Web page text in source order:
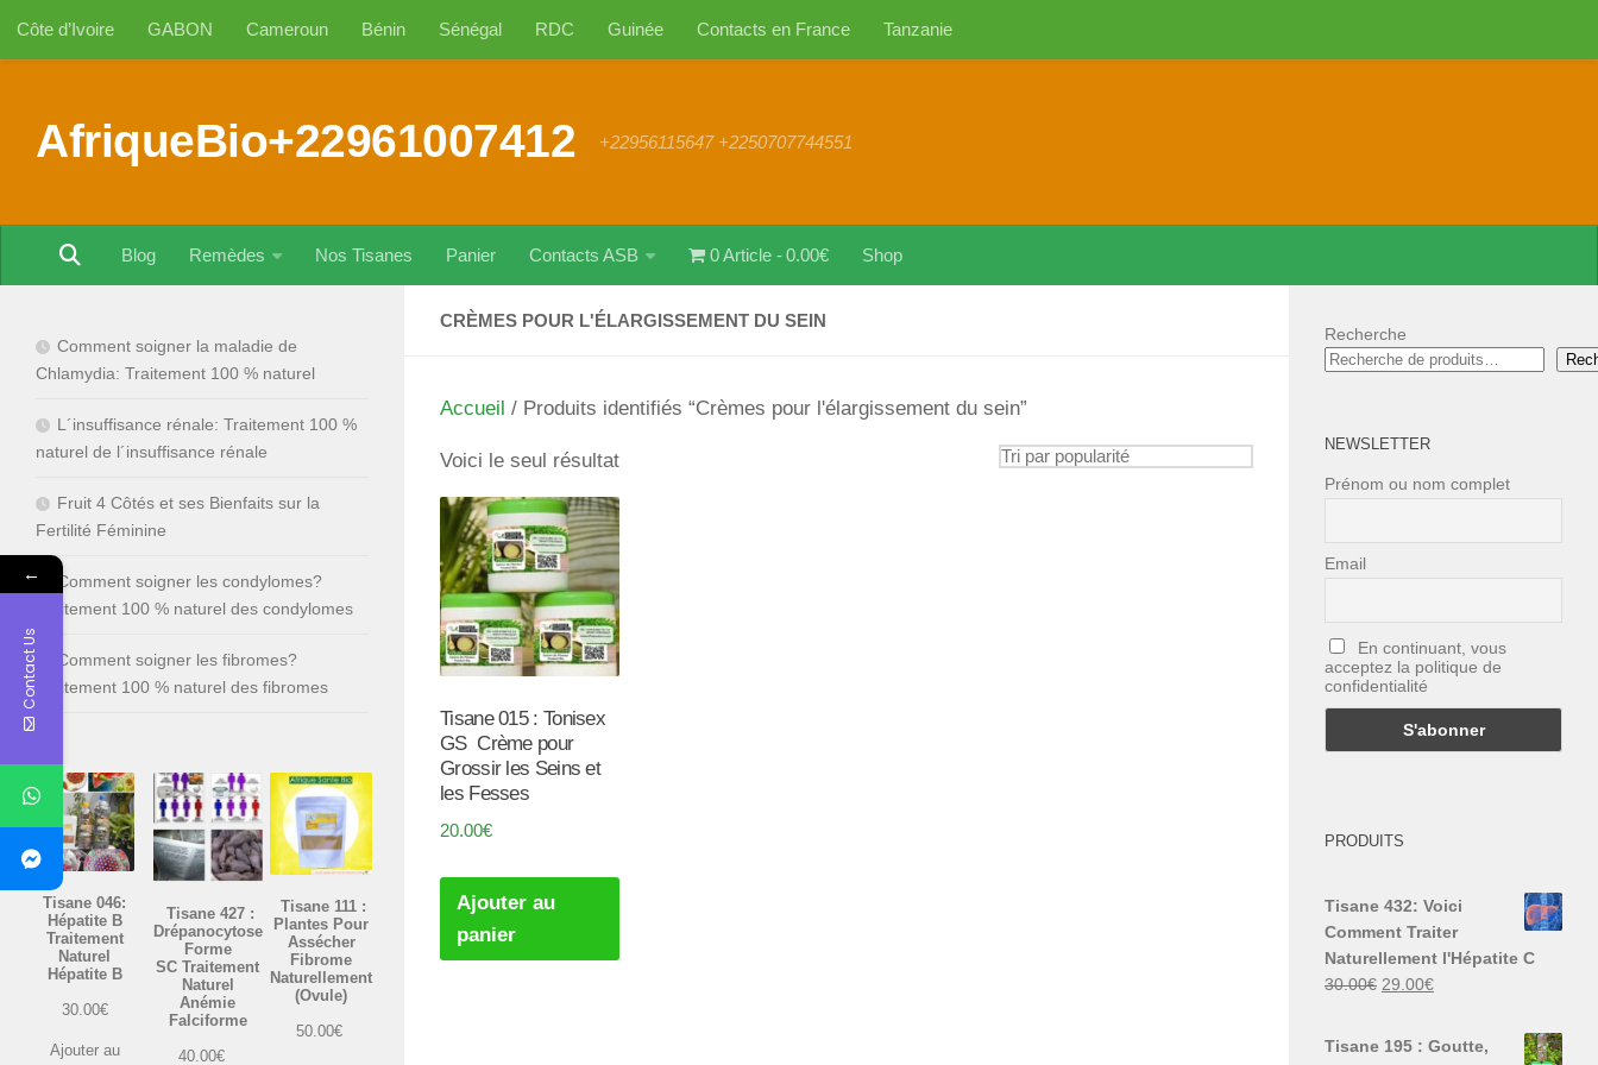
Au dessous du contenu
Côte d’Ivoire GABON Cameroun Bénin Sénégal RDC Guinée Contacts en France Tanzanie
AfriqueBio+22961007412 +22956115647 +2250707744551
Blog Remèdes Nos Tisanes Panier Contacts ASB 0 Article 0.00€ Shop
CRÈMES POUR L'ÉLARGISSEMENT DU SEIN
Accueil / Produits identifiés “Crèmes pour l'élargissement du sein”
Voici le seul résultat
Tisane 015 : Tonisex
GS Crème pour
Grossir les Seins et
les Fesses
20.00€
Ajouter au
panier
Comment soigner la maladie de
Chlamydia: Traitement 100 % naturel
L´insuffisance rénale: Traitement 100 %
naturel de l´insuffisance rénale
Fruit 4 Côtés et ses Bienfaits sur la
Fertilité Féminine
Comment soigner les condylomes?
Traitement 100 % naturel des condylomes
Comment soigner les fibromes?
Traitement 100 % naturel des fibromes
Tisane 046:
Hépatite B
Traitement
Naturel
Hépatite B
30.00€
Ajouter au
Tisane 427 :
Drépanocytose
Forme
SC Traitement
Naturel
Anémie
Falciforme
40.00€
Tisane 111 :
Plantes Pour
Assécher
Fibrome
Naturellement
(Ovule)
50.00€
Recherche
NEWSLETTER
Prénom ou nom complet
Email
En continuant, vous
acceptez la politique de
confidentialité
PRODUITS
Tisane 432: Voici
Comment Traiter
Naturellement l'Hépatite C
30.00€ Le
29.00€Le
Tisane 195 : Goutte,
←
Contact Us